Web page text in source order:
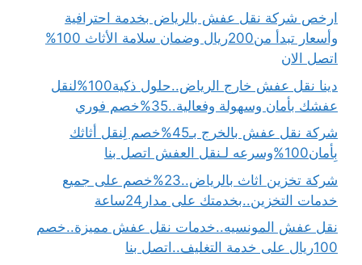
ارخص شركة نقل عفش بالرياض بخدمة احترافية
وأسعار تبدأ من200ريال وضمان سلامة الأثاث 100%
اتصل الان
دينا نقل عفش خارج الرياض..حلول ذكية100%لنقل
عفشك بأمان وسهولة وفعالية..35%خصم فوري
شركة نقل عفش بالخرج بـ45%خصم لِنقل أثاثك
بِأمان100%وسرعه لـنقل العفش اتصل بنا
شركة تخزين اثاث بالرياض..23%خصم على جميع
خدمات التخزين..بخدمتك على مدار24ساعة
نقل عفش المونسيه..خدمات نقل عفش مميزة..خصم
100ريال على خدمة التغليف..اتصل بنا